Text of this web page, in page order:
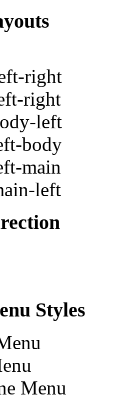
right
right
left
body
main
left
Styles
Menu